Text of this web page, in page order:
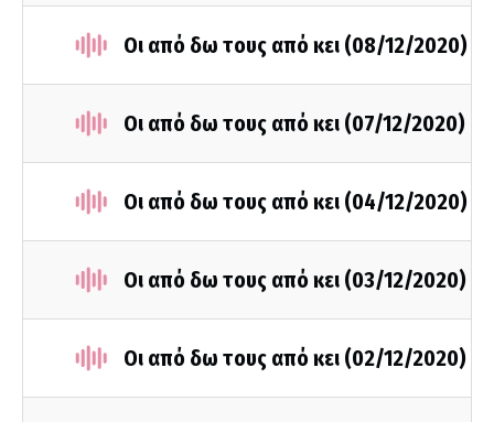
Οι από δω τους από κει (08/12/2020)
Οι από δω τους από κει (07/12/2020)
Οι από δω τους από κει (04/12/2020)
Οι από δω τους από κει (03/12/2020)
Οι από δω τους από κει (02/12/2020)